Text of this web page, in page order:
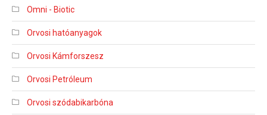
Omni - Biotic
Orvosi hatóanyagok
Orvosi Kámforszesz
Orvosi Petróleum
Orvosi szódabikarbóna